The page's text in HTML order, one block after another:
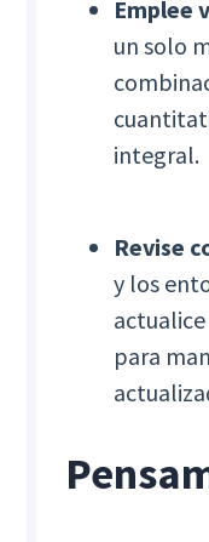
Emplee
un solo
integral.
Revise
y los
para